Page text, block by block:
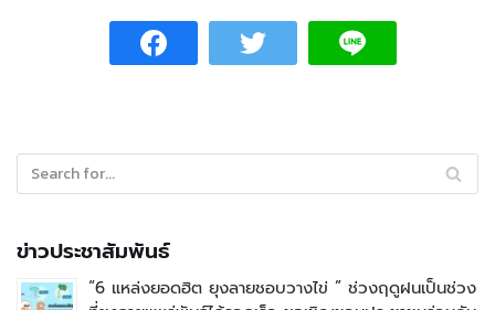
ข่าวประชาสัมพันธ์
“6 แหล่งยอดฮิต ยุงลายชอบวางไข่ ” ช่วงฤดูฝนเป็นช่วง